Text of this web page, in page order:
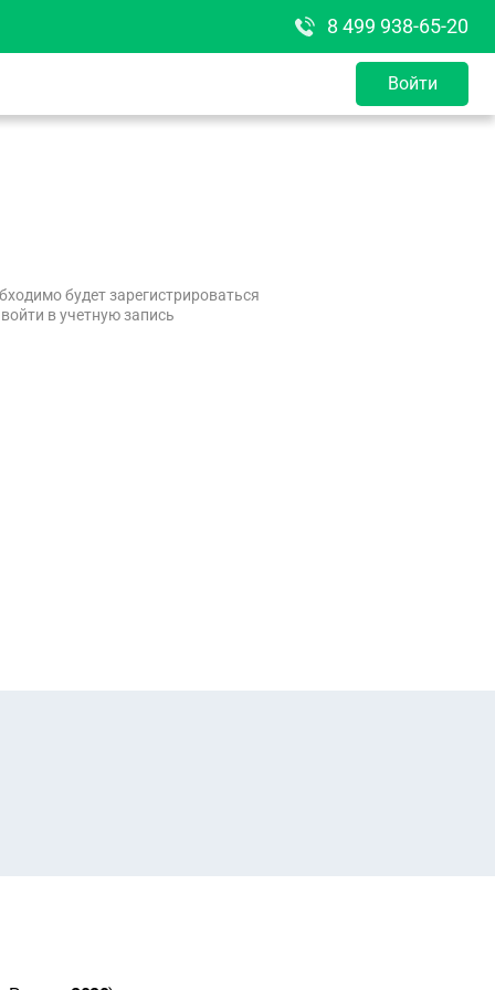
8 499 938-65-20
Войти
будет зарегистрироваться
в учетную запись